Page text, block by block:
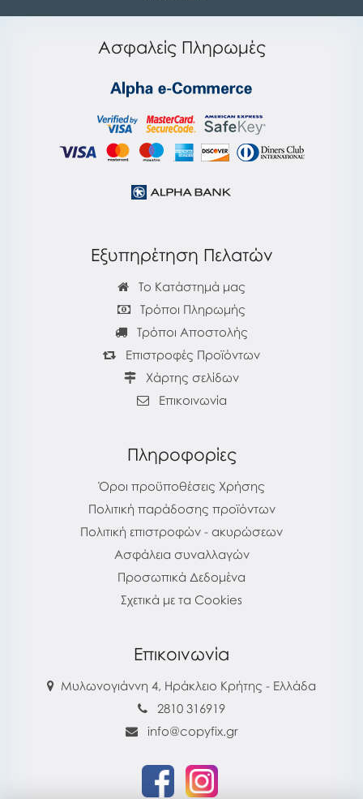
Ασφαλείς Πληρωμές
Εξυπηρέτηση Πελατών
Το Κατάστημά μας
Τρόποι Πληρωμής
Τρόποι Αποστολής
Επιστροφές Προϊόντων
Χάρτης σελίδων
Επικοινωνία
Πληροφορίες
Όροι προϋποθέσεις Χρήσης
Πολιτική παράδοσης προϊόντων
Πολιτική επιστροφών - ακυρώσεων
Ασφάλεια συναλλαγών
Προσωπικά Δεδομένα
Σχετικά με τα Cookies
Επικοινωνία
Μυλωνογιάννη 4, Ηράκλειο Κρήτης - Ελλάδα
2810 316919
info@copyfix.gr